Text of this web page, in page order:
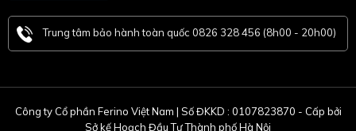
Trung tâm bảo hành toàn quốc 0826 328 456 (8h00 - 20h00)
Công ty Cổ phần Ferino Việt Nam | Số ĐKKD : 0107823870 - Cấp bởi
Sở kế Hoạch Đầu Tư Thành phố Hà Nội